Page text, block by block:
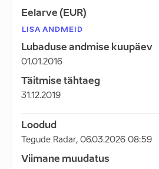
Eelarve (EUR)
LISA ANDMEID
Lubaduse andmise kuupäev
01.01.2016
Täitmise tähtaeg
31.12.2019
Loodud
Tegude Radar, 06.03.2026 08:59
Viimane muudatus